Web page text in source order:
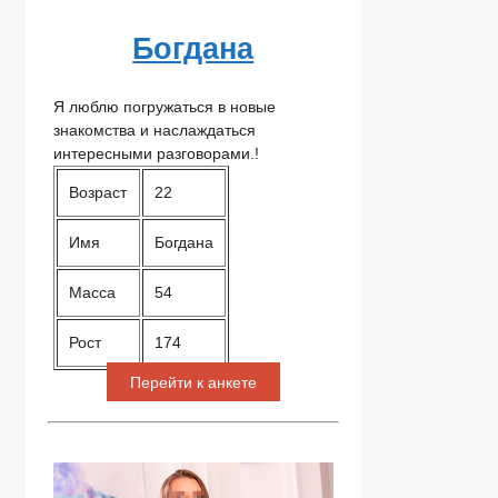
Богдана
Я люблю погружаться в новые
знакомства и наслаждаться
интересными разговорами.!
Возраст 22
Имя Богдана
Масса 54
Рост 174
Перейти к анкете